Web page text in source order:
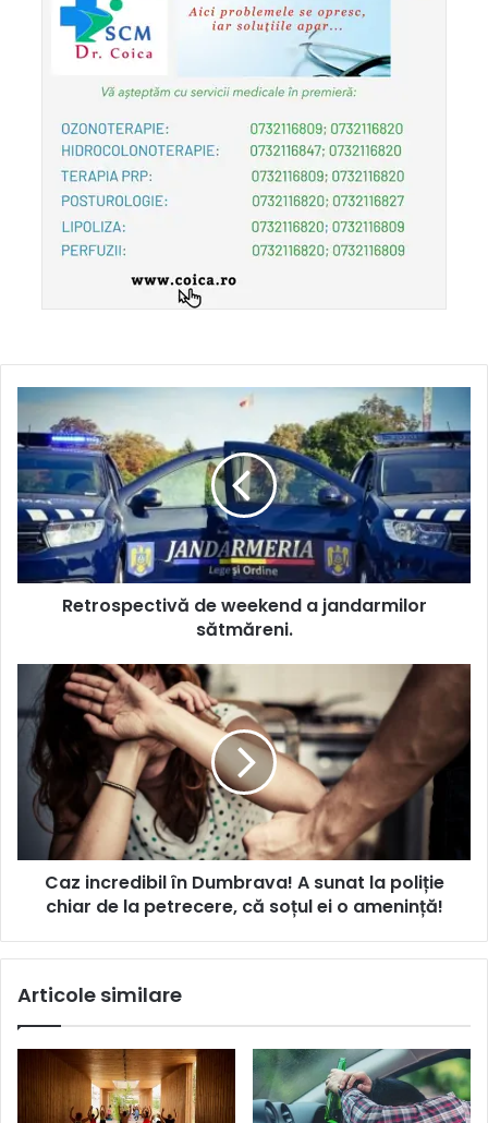
Retrospectivă de weekend a jandarmilor
sătmăreni.
Caz incredibil în Dumbrava! A sunat la poliție
chiar de la petrecere, că soțul ei o amenință!
Articole similare